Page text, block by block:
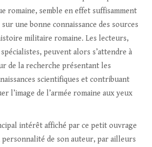
romaine, semble en effet suffisamment
une bonne connaissance des sources
militaire romaine. Les lecteurs,
peuvent alors s’attendre à
de la recherche présentant les
scientifiques et contribuant
l’image de l’armée romaine aux yeux
intérêt affiché par ce petit ouvrage
personnalité de son auteur, par ailleurs